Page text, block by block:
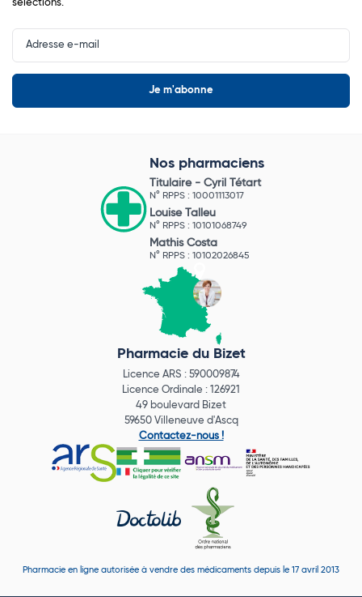
sélections.
Input
Newsletter
Nos pharmaciens
Titulaire - Cyril Tétart
N° RPPS : 10001113017
Louise Talleu
N° RPPS : 10101068749
Mathis Costa
N° RPPS : 10102026845
Pharmacie du Bizet
Licence ARS : 590009874
Licence Ordinale : 126921
49 boulevard Bizet
59650 Villeneuve d'Ascq
Contactez-nous !
Pharmacie en ligne autorisée à vendre des médicaments depuis le 17 avril 2013